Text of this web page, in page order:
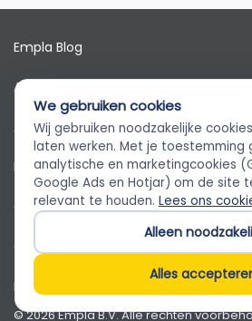
Empla Blog
Algemene voorwaarden
AVG
Privacybeleid
Cookiebeleid
Cookievoorkeuren
Klantenservice
© 2026 Empla B.V. Alle rechten
Empla Assistent
Altijd beschikbaar, stel een vraag
We gebruiken cookies
Wij gebruiken noodzakelijke
laten werken. Met je toestemming
analytische en marketingcookies
Google Ads en Hotjar) om de site
relevant te houden. Lees ons
Alleen
Alles